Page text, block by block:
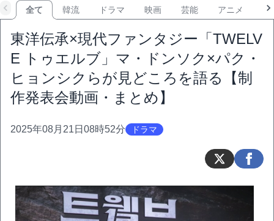
全て 韓流 ドラマ 映画 芸能 アニメ
東洋伝承×現代ファンタジー「TWELV
E トゥエルブ」マ・ドンソク×パク・
ヒョンシクらが見どころを語る【制
作発表会動画・まとめ】
2025年08月21日08時52分 ドラマ